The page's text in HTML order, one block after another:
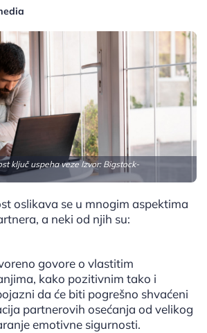
ključ uspeha veze Izvor: Bigstock-
oslikava se u mnogim aspektima
a neki od njih su:
govore o vlastitim
kako pozitivnim tako i
da će biti pogrešno shvaćeni
partnerovih osećanja od velikog
emotivne sigurnosti.